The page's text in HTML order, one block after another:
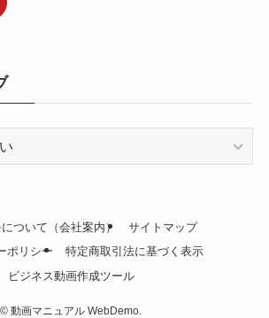
ついて（会社案内）
サイトマップ
ポリシー
特定商取引法に基づく表示
ビジネス動画作成ツール
© 動画マニュアル WebDemo.